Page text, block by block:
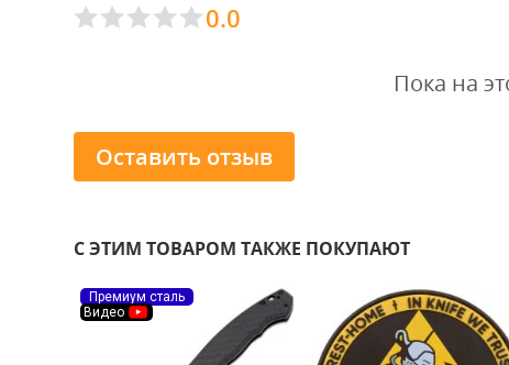
0.0
Пока на
Оставить отзыв
С ЭТИМ ТОВАРОМ ТАКЖЕ ПОКУПАЮТ
Премиум сталь
Видео